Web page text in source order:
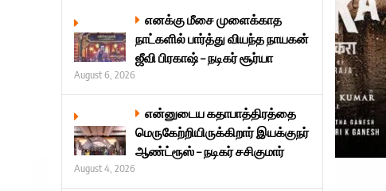
எனக்கு மீசை முளைக்காத
நாட்களில் பார்த்து வியந்த நாயகன்
ஜீவி பிரகாஷ் – நடிகர் சூர்யா
August 6, 2026
என்னுடைய கதாபாத்திரத்தை
மெருகேற்றியிருக்கிறார் இயக்குநர்
ஆண்ட்ரூஸ் – நடிகர் சசிகுமார்
August 4, 2026